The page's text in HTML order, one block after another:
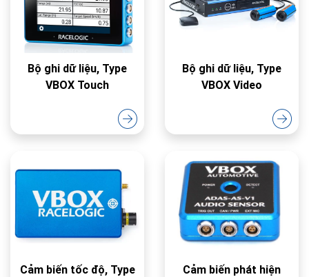
Bộ ghi dữ liệu, Type
VBOX Touch
Bộ ghi dữ liệu, Type
VBOX Video
Cảm biến tốc độ, Type
Cảm biến phát hiện